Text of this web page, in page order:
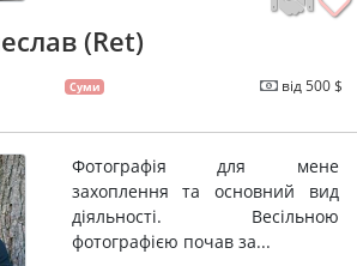
(Ret)
Суми від 500 $
Фотографія для мене
захоплення та основний вид
діяльності. Весільною
фотографією почав за...